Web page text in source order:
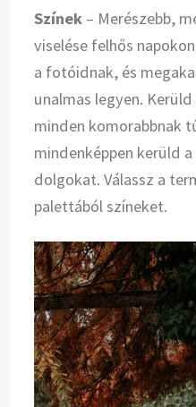
Színek – Merészebb,
viselése felhős
a fotóidnak, és
unalmas legyen.
minden komorabbnak
mindenképpen kerüld
dolgokat. Válassz a
palettából színeket.